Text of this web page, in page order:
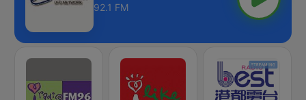
92.1 FM